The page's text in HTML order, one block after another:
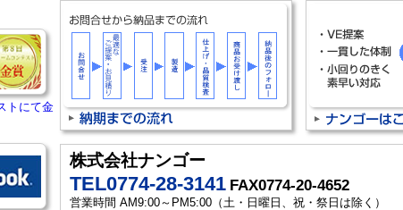
株式会社ナンゴー
TEL0774-28-3141 FAX0774-20-4652
営業時間 AM9:00～PM5:00（土・日曜日、祝・祭日は除く）
トにて金